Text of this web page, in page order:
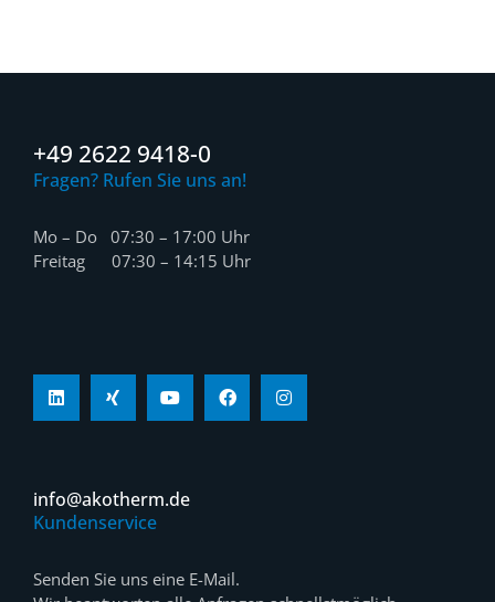
+49 2622 9418-0
Fragen? Rufen Sie uns an!
Mo – Do 07:30 – 17:00 Uhr
Freitag 07:30 – 14:15 Uhr
info@akotherm.de
Kundenservice
Senden Sie uns eine E-Mail.